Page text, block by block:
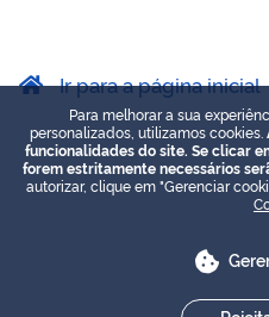
Ir para a página inicial
Para melhorar a sua
personalizados, utilizamos cookies.
funcionalidades do site. Se clicar
forem estritamente necessários
autorizar, clique em "Gerenciar